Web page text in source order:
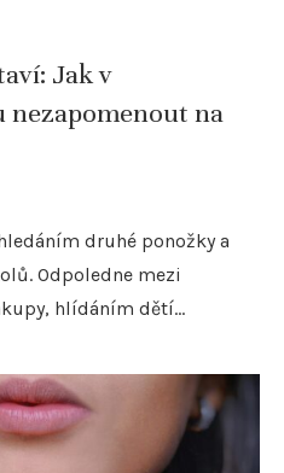
Jak v
nezapomenout na
druhé ponožky a
Odpoledne mezi
hlídáním dětí…